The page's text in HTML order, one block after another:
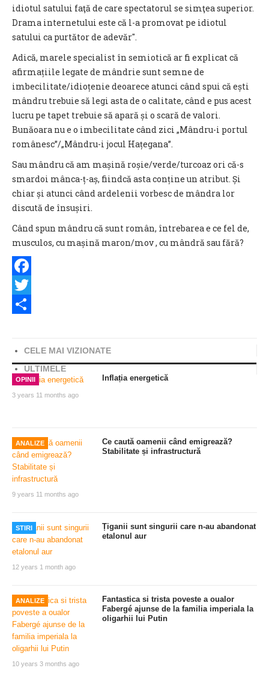
idiotul satului faţă de care spectatorul se simţea superior.
Drama internetului este că l-a promovat pe idiotul
satului ca purtător de adevăr".
Adică, marele specialist în semiotică ar fi explicat că
afirmațiile legate de mândrie sunt semne de
imbecilitate/idioțenie deoarece atunci când spui că ești
mândru trebuie să legi asta de o calitate, când e pus acest
lucru pe tapet trebuie să apară și o scară de valori.
Bunăoara nu e o imbecilitate când zici „Mândru-i portul
românesc”/„Mândru-i jocul Hațegana”.
Sau mândru că am mașină roșie/verde/turcoaz ori că-s
smardoi mânca-ț-aș, fiindcă asta conține un atribut. Și
chiar și atunci când ardelenii vorbesc de mândra lor
discută de însușiri.
Când spun mândru că sunt român, întrebarea e ce fel de,
musculos, cu mașină maron/mov , cu mândră sau fără?
Facebook
Twitter
CELE MAI VIZIONATE
ULTIMELE
OPINII
3 years 11 months ago
Inflația energetică
ANALIZE
9 years 11 months ago
Ce caută oamenii când emigrează?
Stabilitate și infrastructură
STIRI
12 years 1 month ago
Țiganii sunt singurii care n-au abandonat
etalonul aur
ANALIZE
10 years 3 months ago
Fantastica si trista poveste a oualor
Fabergé ajunse de la familia imperiala la
oligarhii lui Putin